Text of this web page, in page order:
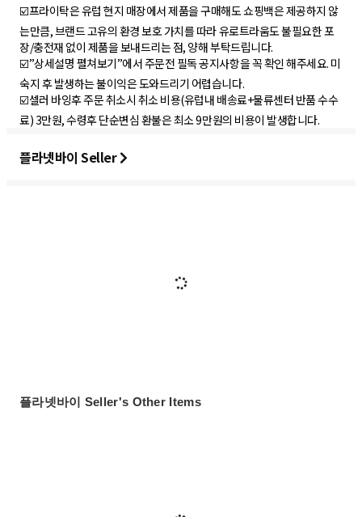
☑️프라이탁은 유럽 현지 매장에서 제품을 구매해도 쇼핑백은 제공하지 않
는만큼, 브랜드 고유의 환경 보호 가치를 따라 유로트라움도 불필요한 포
장/충전재 없이 제품을 보내드리는 점, 양해 부탁드립니다.
☑️”상세설명 펼쳐보기”에서 주문전 필독 공지사항을 꼭 확인 해주세요. 미
숙지 후 발생하는 불이익은 도와드리기 어렵습니다.
☑️셀러 바잉후 주문 취소시 취소 비용(유럽내 배송료+물류센터 반품 수수
료) 3만원, 수령후 단순변심 환불은 최소 9만원의 비용이 발생합니다.
플라넷바이 Seller
플라넷바이 Seller's Other Items